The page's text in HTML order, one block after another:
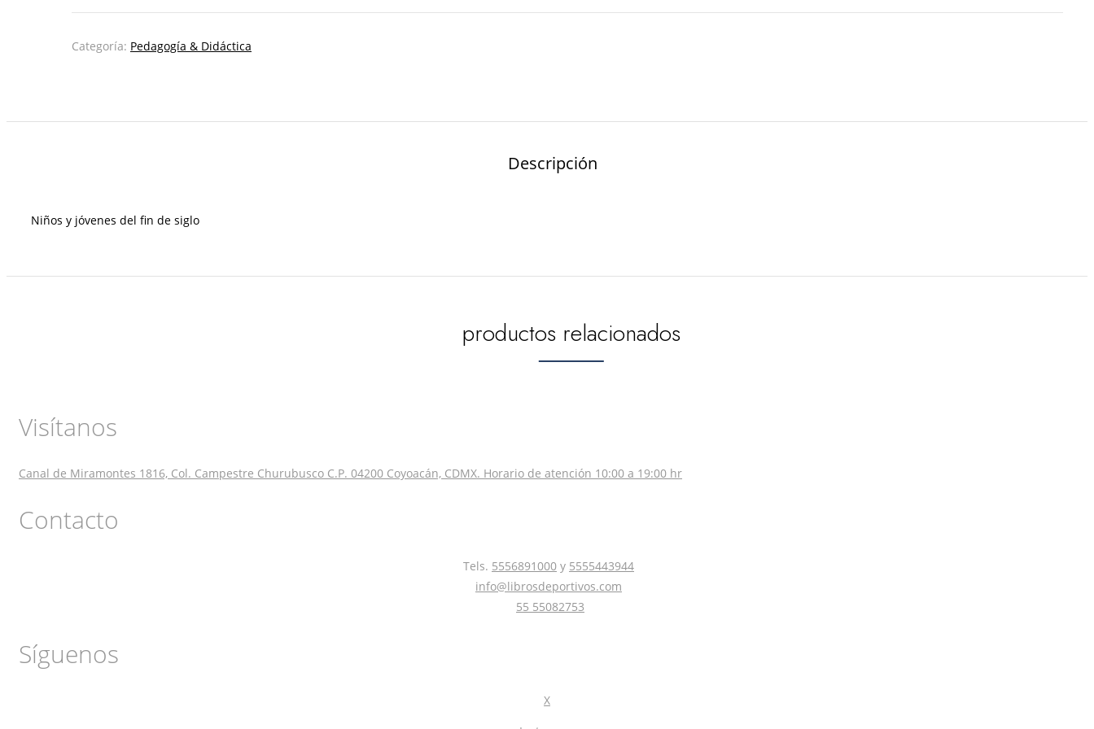
educación
Categoría: Pedagogía & Didáctica
Descripción
Niños y jóvenes del fin de siglo
productos relacionados
Visítanos
Canal de Miramontes 1816, Col. Campestre Churubusco C.P. 04200 Coyoacán, CDMX. Horario de atención 10:00 a 19:00 hr
Contacto
Tels. 5556891000 y 5555443944
info@librosdeportivos.com
55 55082753
Síguenos
X